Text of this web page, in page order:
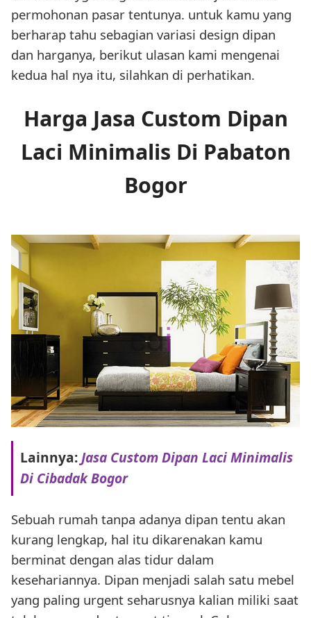
permohonan pasar tentunya. untuk kamu yang
berharap tahu sebagian variasi design dipan
dan harganya, berikut ulasan kami mengenai
kedua hal nya itu, silahkan di perhatikan.
Harga Jasa Custom Dipan
Laci Minimalis Di Pabaton
Bogor
Lainnya:Jasa Custom Dipan Laci Minimalis
Di Cibadak Bogor
Sebuah rumah tanpa adanya dipan tentu akan
kurang lengkap, hal itu dikarenakan kamu
berminat dengan alas tidur dalam
kesehariannya. Dipan menjadi salah satu mebel
yang paling urgent seharusnya kalian miliki saat